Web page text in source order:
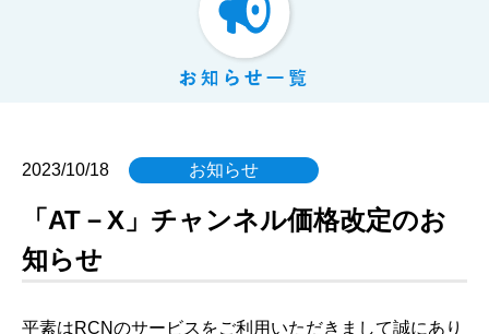
2023/10/18 お知らせ
「AT－X」チャンネル価格改定のお
知らせ
平素はRCNのサービスをご利用いただきまして誠にあり